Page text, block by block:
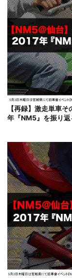
【再録】激走単車
年『NM5』を振り返